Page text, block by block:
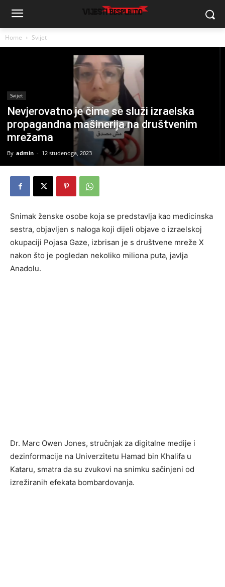
Home Svijet
Svijet
Nevjerovatno je čime se služi izraelska
propagandna mašinerija na društvenim
mrežama
By admin - 12 studenoga, 2023
Snimak ženske osobe koja se predstavlja kao medicinska
sestra, objavljen s naloga koji dijeli objave o izraelskoj
okupaciji Pojasa Gaze, izbrisan je s društvene mreže X
nakon što je pogledan nekoliko miliona puta, javlja
Anadolu.
Dr. Marc Owen Jones, stručnjak za digitalne medije i
dezinformacije na Univerzitetu Hamad bin Khalifa u
Kataru, smatra da su zvukovi na snimku sačinjeni od
izrežiranih efekata bombardovanja.